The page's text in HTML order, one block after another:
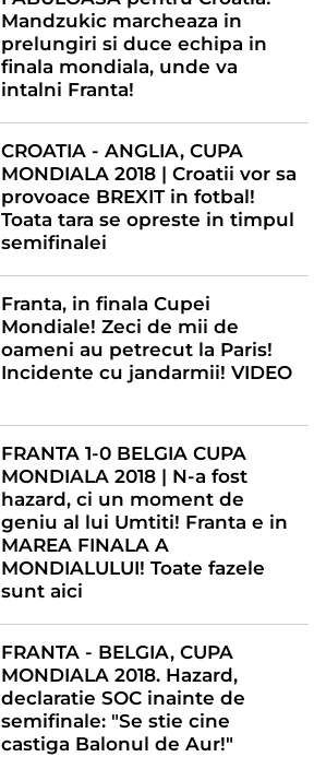
Mandzukic marcheaza in
prelungiri si duce echipa in
finala mondiala, unde va
intalni Franta!
CROATIA - ANGLIA, CUPA
MONDIALA 2018 | Croatii vor sa
provoace BREXIT in fotbal!
Toata tara se opreste in timpul
semifinalei
Franta, in finala Cupei
Mondiale! Zeci de mii de
oameni au petrecut la Paris!
Incidente cu jandarmii! VIDEO
FRANTA 1-0 BELGIA CUPA
MONDIALA 2018 | N-a fost
hazard, ci un moment de
geniu al lui Umtiti! Franta e in
MAREA FINALA A
MONDIALULUI! Toate fazele
sunt aici
FRANTA - BELGIA, CUPA
MONDIALA 2018. Hazard,
declaratie SOC inainte de
semifinale: "Se stie cine
castiga Balonul de Aur!"